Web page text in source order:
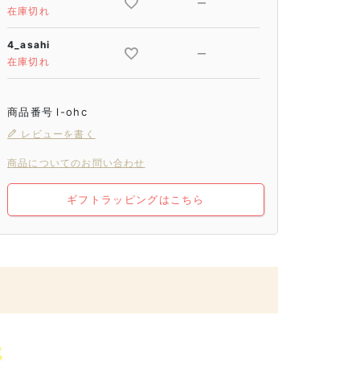
在庫切れ
—
4_asahi
在庫切れ
—
商品番号 l-ohc
レビューを書く
商品についてのお問い合わせ
ギフトラッピングはこちら